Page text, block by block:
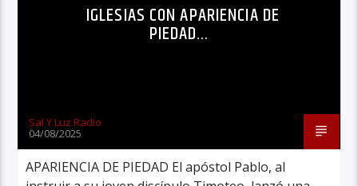
IGLESIAS CON APARIENCIA DE
PIEDAD…
Sal Y Luz Radio
04/08/2025
APARIENCIA DE PIEDAD El apóstol Pablo, al